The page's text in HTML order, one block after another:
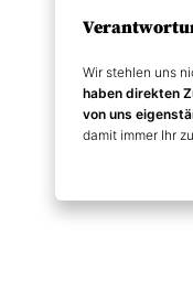
Wir stehlen uns
haben direkten
von uns
damit immer Ihr